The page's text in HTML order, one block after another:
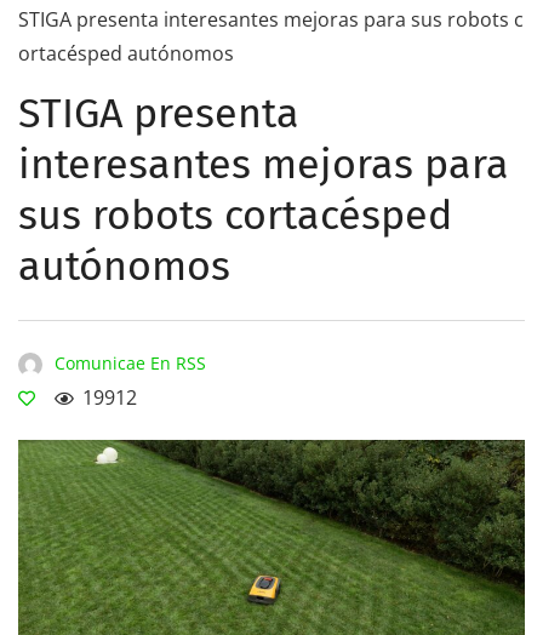
STIGA presenta interesantes mejoras para sus robots c
ortacésped autónomos
STIGA presenta
interesantes mejoras para
sus robots cortacésped
autónomos
Comunicae En RSS
19912